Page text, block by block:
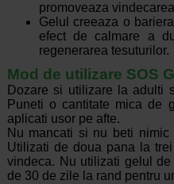
promoveaza
Gelul creeaza o
efect de calmare a
regenerarea tesuturilor.
Mod de utilizare SOS
Dozare si utilizare la adulti
Puneti o cantitate mica de
aplicati usor pe afte.
Nu mancati si nu beti nimic
Utilizati de doua pana la
vindeca. Nu utilizati gelul
de 30 de zile la rand pentru